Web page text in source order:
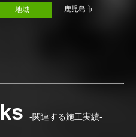
地域 鹿児島市
-関連する施工実績-